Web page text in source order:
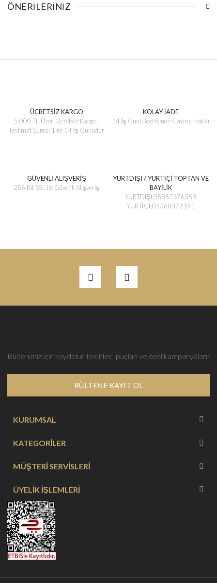
ÖNERILERINIZ
ÜCRETSİZ KARGO
5.000 TL Üzeri Ücretsiz Kargo -
Teslimat Süresi 1 ile 14 İş Günüdür
KOLAY İADE
14 İş Günü İçerisinde Cayma Hakkı
GÜVENLİ ALIŞVERİŞ
256 Bit SSL ile Güvenli Alışveriş
YURTDIŞI / YURTİÇİ TOPTAN VE
BAYİLİK
YURTDIŞI:05357376353
YURTİÇİ:05368372191
BÜLTENE KAYIT OL
KURUMSAL
KATEGORİLER
MÜŞTERİ SERVİSLERİ
ÜYELİK İŞLEMLERİ